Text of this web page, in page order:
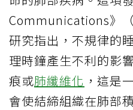
Communications》
研究指出，不規律的
理時鐘產生不利的影
痕或肺纖維化 ，這是
會使結締組織在肺部